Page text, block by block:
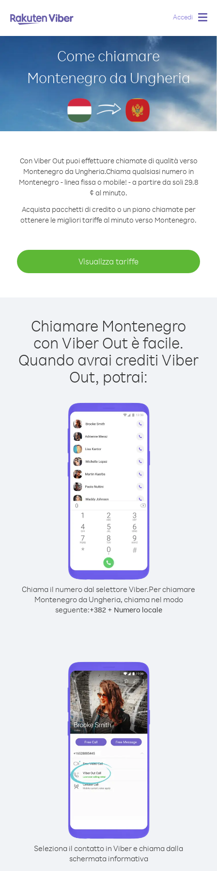
Accedi
Come chiamare
Montenegro da Ungheria
Con Viber Out puoi effettuare chiamate di qualità verso
Montenegro da Ungheria.Chiama qualsiasi numero in
Montenegro - linea fissa o mobile! - a partire da soli 29.8
¢ al minuto.
Acquista pacchetti di credito o un piano chiamate per
ottenere le migliori tariffe al minuto verso Montenegro.
Visualizza tariffe
Chiamare Montenegro
con Viber Out è facile.
Quando avrai crediti Viber
Out, potrai:
Chiama il numero dal selettore Viber.Per chiamare
Montenegro da Ungheria, chiama nel modo
seguente:+382+ Numero locale
Seleziona il contatto in Viber e chiama dalla
schermata informativa